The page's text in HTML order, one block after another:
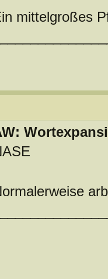
mittelgroßes